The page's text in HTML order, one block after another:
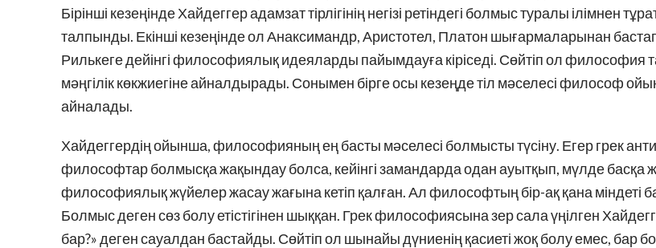
Бірінші кезеңінде Хайдеггер адамзат тірлігінің негізі ретіндегі болмыс туралы ілімнен
талпынды. Екінші кезеңінде ол Анаксимандр, Аристотел, Платон шығармаларынан
Рилькеге дейінгі философиялық идеяларды пайымдауға кіріседі. Сөйтіп ол
мәңгілік көкжиегіне айналдырады. Сонымен бірге осы кезеңде тіл мәселесі философ
айналады.
Хайдеггердің ойынша, философияның ең басты мәселесі болмысты түсіну. Егер грек
философтар болмысқа жақындау болса, кейінгі замандарда одан ауытқып, мүлде басқа
философиялық жүйелер жасау жағына кетіп қалған. Ал философтың бір-ақ қана міндеті
Болмыс деген сөз болу етістігінен шыққан. Грек философиясына зер сала үңілген
бар?» деген сауалдан бастайды. Сөйтіп ол шынайы дүниенің қасиеті жоқ болу емес, бар